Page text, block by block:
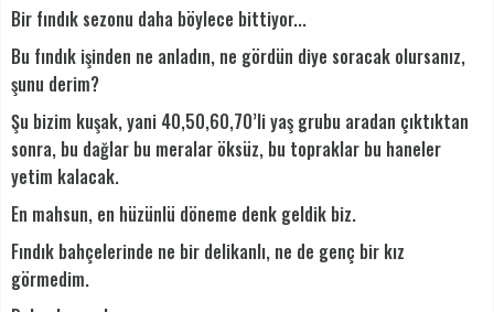
Bir fındık sezonu daha böylece bittiyor...
Bu fındık işinden ne anladın, ne gördün diye soracak olursanız,
şunu derim?
Şu bizim kuşak, yani 40,50,60,70’li yaş grubu aradan çıktıktan
sonra, bu dağlar bu meralar öksüz, bu topraklar bu haneler
yetim kalacak.
En mahsun, en hüzünlü döneme denk geldik biz.
Fındık bahçelerinde ne bir delikanlı, ne de genç bir kız
görmedim.